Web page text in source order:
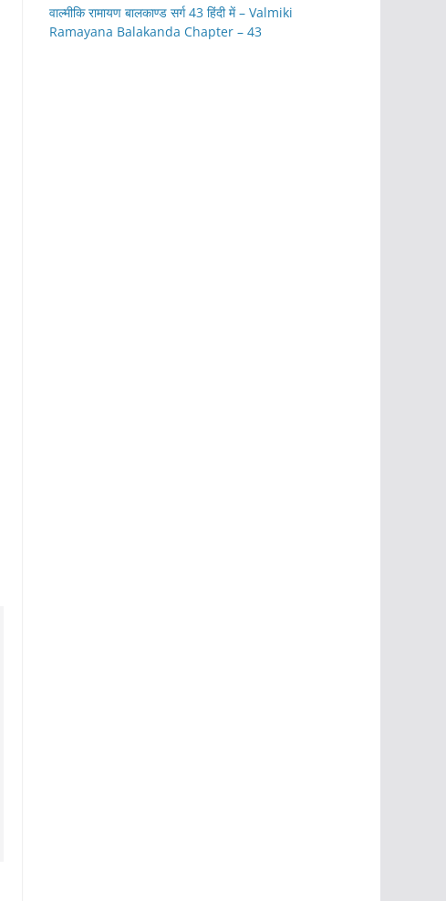
वाल्मीकि रामायण बालकाण्ड सर्ग 43 हिंदी में – Valmiki
Ramayana Balakanda Chapter – 43